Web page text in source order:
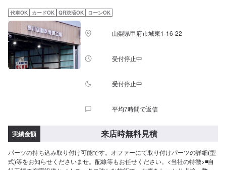
時の注意、受付方法-----県道22号から青葉町交差点を南に曲がり、200ｍ直進
その後右折すると前方右側20ｍの位置にございます。入庫の際はお気をつけ
てお越しください。駐車スペースは事務所前の空いているスペースに駐車し
てください。受付はスタッフへ「メンテモで予約しました」とお伝えくださ
い。ご案内いたします。-----ご利用可能なお支払い方法------現金-ローン-クレ
ジットカード（VISA・Mastercard・JCB・AmericanExpress・Diners）
代車OK カードOK QR決済OK ローンOK
山梨県甲府市城東1-16-22
受付停止中
受付停止中
平均7時間で返信
実績金額 来店時無料見積
パーツの持ち込み取り付け可能です。オファーにて取り付けパーツの詳細(型
式)等をお知らせくださいませ。配線等もお任せください。<当社の特徴>◾自